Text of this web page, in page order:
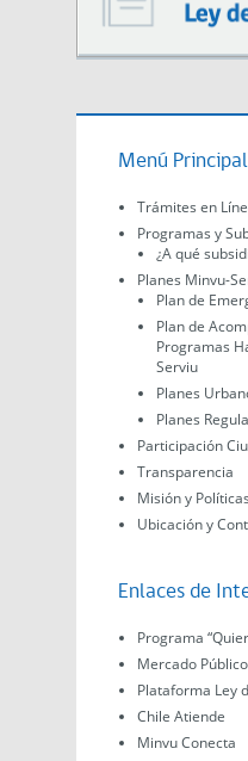
Menú Principal
Trámites en
Programas y
¿A qué
Planes Minvu-
Plan de
Plan de
Programas
Serviu
Planes
Planes
Participación
Transparencia
Misión y Políticas
Ubicación y
Enlaces de
Programa
Mercado Público
Plataforma Ley
Chile Atiende
Minvu Conecta